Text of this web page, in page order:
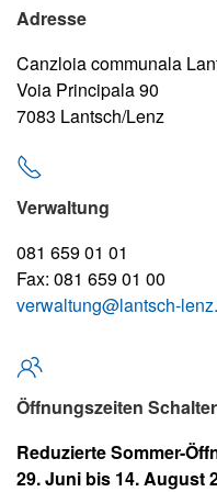
Adresse
Canzloia communala
Voia Principala 90
7083 Lantsch/Lenz
Verwaltung
081 659 01 01
Fax: 081 659 01 00
verwaltung@lantsch-
Öffnungszeiten Schalter
Reduzierte Sommer-
29. Juni bis 14. August